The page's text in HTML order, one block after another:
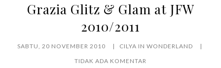
Grazia Glitz & Glam at JFW
2010/2011
SABTU, 20 NOVEMBER 2010
CILYA IN WONDERLAND
TIDAK ADA KOMENTAR